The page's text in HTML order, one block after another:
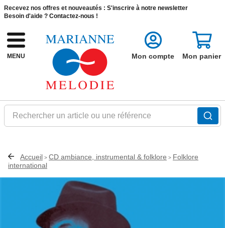
Recevez nos offres et nouveautés : S'inscrire à notre newsletter
Besoin d'aide ? Contactez-nous !
MENU
Rechercher un article ou une référence
Mon compte Mon panier
Accueil > CD ambiance, instrumental & folklore > Folklore
international